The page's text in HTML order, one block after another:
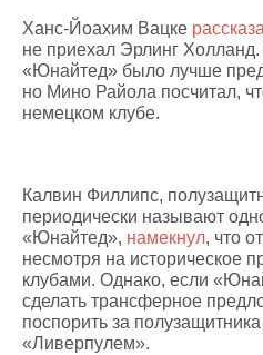
Ханс-Йоахим Вацке
не приехал Эрлинг
«Юнайтед» было лучше
но Мино Райола посчитал,
немецком клубе.
Калвин Филлипс,
периодически называют
«Юнайтед», намекнул, что
несмотря на историческое
клубами. Однако, если
сделать трансферное
поспорить за
«Ливерпулем».